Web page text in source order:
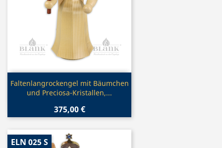
Vorschau
Faltenlangrockengel mit Bäumchen
und Preciosa-Kristallen,...
375,00 €
ELN 025 S